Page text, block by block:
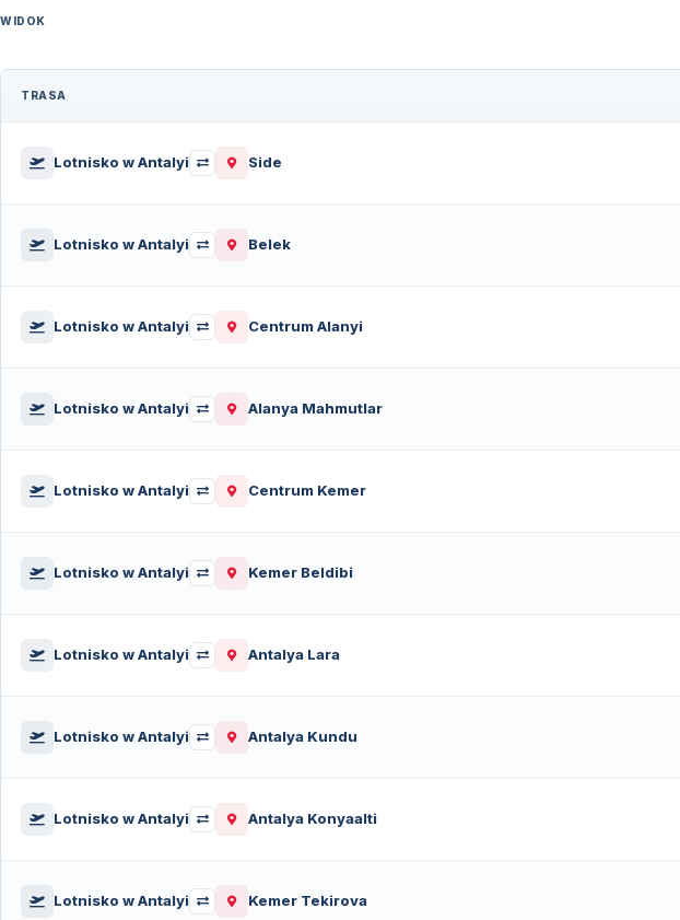
WIDOK
TRASA
Lotnisko w Antalyi Side
Lotnisko w Antalyi Belek
Lotnisko w Antalyi Centrum Alanyi
Lotnisko w Antalyi Alanya Mahmutlar
Lotnisko w Antalyi Centrum Kemer
Lotnisko w Antalyi Kemer Beldibi
Lotnisko w Antalyi Antalya Lara
Lotnisko w Antalyi Antalya Kundu
Lotnisko w Antalyi Antalya Konyaalti
Lotnisko w Antalyi Kemer Tekirova